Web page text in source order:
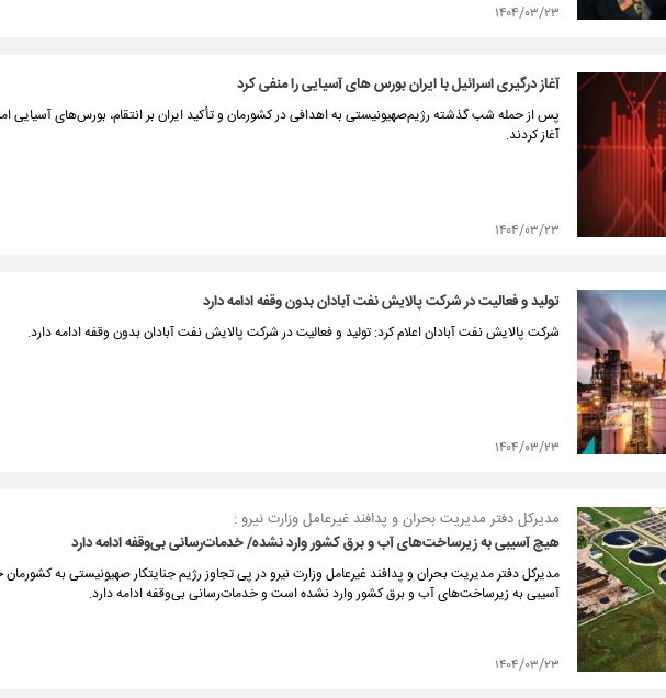
۱۴۰۴/۰۳/۲۳
آغاز درگیری اسرائیل با ایران بورس های آسیایی را منفی کرد
پس از حمله شب گذشته رژیم‌صهیونیستی به اهدافی در کشورمان و تأکید ایران بر انتقام، بورس‌های آسیایی
آغاز کردند.
۱۴۰۴/۰۳/۲۳
تولید و فعالیت در شرکت پالایش نفت آبادان بدون وقفه ادامه دارد
شرکت پالایش نفت آبادان اعلام کرد: تولید و فعالیت در شرکت پالایش نفت آبادان بدون وقفه ادامه دارد.
۱۴۰۴/۰۳/۲۳
مدیرکل دفتر مدیریت بحران و پدافند غیرعامل وزارت نیرو :
هیچ آسیبی به زیرساخت‌های آب و برق کشور وارد نشده/ خدمات‌رسانی بی‌وقفه ادامه دارد
مدیرکل دفتر مدیریت بحران و پدافند غیرعامل وزارت نیرو در پی تجاوز رژیم جنایتکار صهیونیستی به
آسیبی به زیرساخت‌های آب و برق کشور وارد نشده است و خدمات‌رسانی بی‌وقفه ادامه دارد.
۱۴۰۴/۰۳/۲۳